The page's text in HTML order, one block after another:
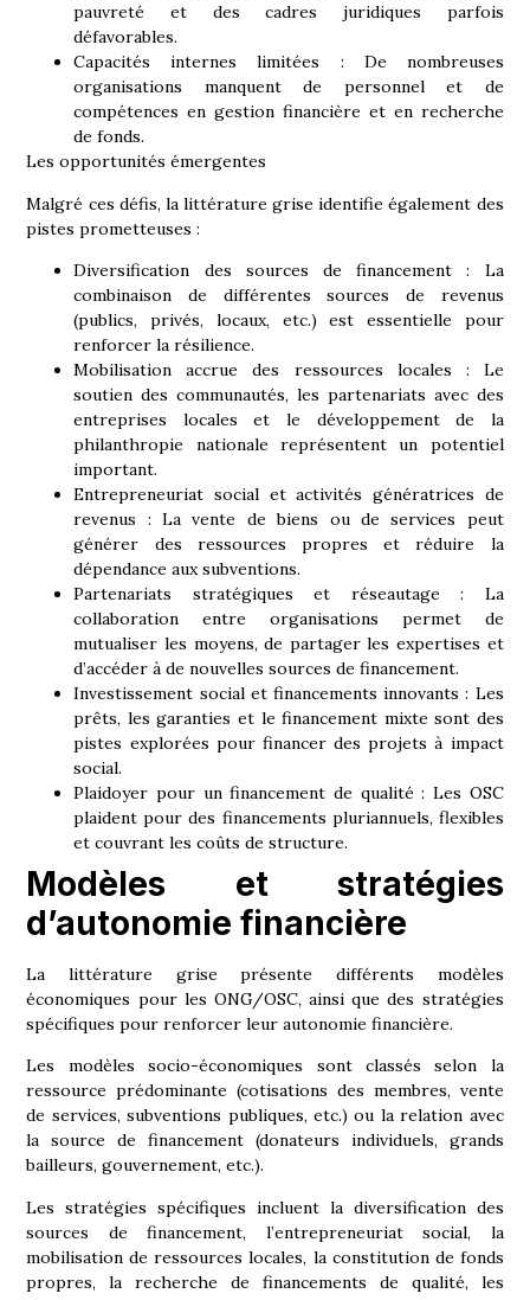
pauvreté et des cadres juridiques parfois
défavorables.
Capacités internes limitées : De nombreuses
organisations manquent de personnel et de
compétences en gestion financière et en recherche
de fonds.
Les opportunités émergentes
Malgré ces défis, la littérature grise identifie également des
pistes prometteuses :
Diversification des sources de financement : La
combinaison de différentes sources de revenus
(publics, privés, locaux, etc.) est essentielle pour
renforcer la résilience.
Mobilisation accrue des ressources locales : Le
soutien des communautés, les partenariats avec des
entreprises locales et le développement de la
philanthropie nationale représentent un potentiel
important.
Entrepreneuriat social et activités génératrices de
revenus : La vente de biens ou de services peut
générer des ressources propres et réduire la
dépendance aux subventions.
Partenariats stratégiques et réseautage : La
collaboration entre organisations permet de
mutualiser les moyens, de partager les expertises et
d’accéder à de nouvelles sources de financement.
Investissement social et financements innovants : Les
prêts, les garanties et le financement mixte sont des
pistes explorées pour financer des projets à impact
social.
Plaidoyer pour un financement de qualité : Les OSC
plaident pour des financements pluriannuels, flexibles
et couvrant les coûts de structure.
Modèles et stratégies
d’autonomie financière
La littérature grise présente différents modèles
économiques pour les ONG/OSC, ainsi que des stratégies
spécifiques pour renforcer leur autonomie financière.
Les modèles socio-économiques sont classés selon la
ressource prédominante (cotisations des membres, vente
de services, subventions publiques, etc.) ou la relation avec
la source de financement (donateurs individuels, grands
bailleurs, gouvernement, etc.).
Les stratégies spécifiques incluent la diversification des
sources de financement, l’entrepreneuriat social, la
mobilisation de ressources locales, la constitution de fonds
propres, la recherche de financements de qualité, les